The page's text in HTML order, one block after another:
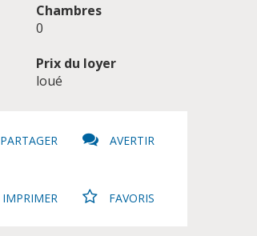
Chambres
0
Prix du loyer
loué
PARTAGER AVERTIR
IMPRIMER FAVORIS